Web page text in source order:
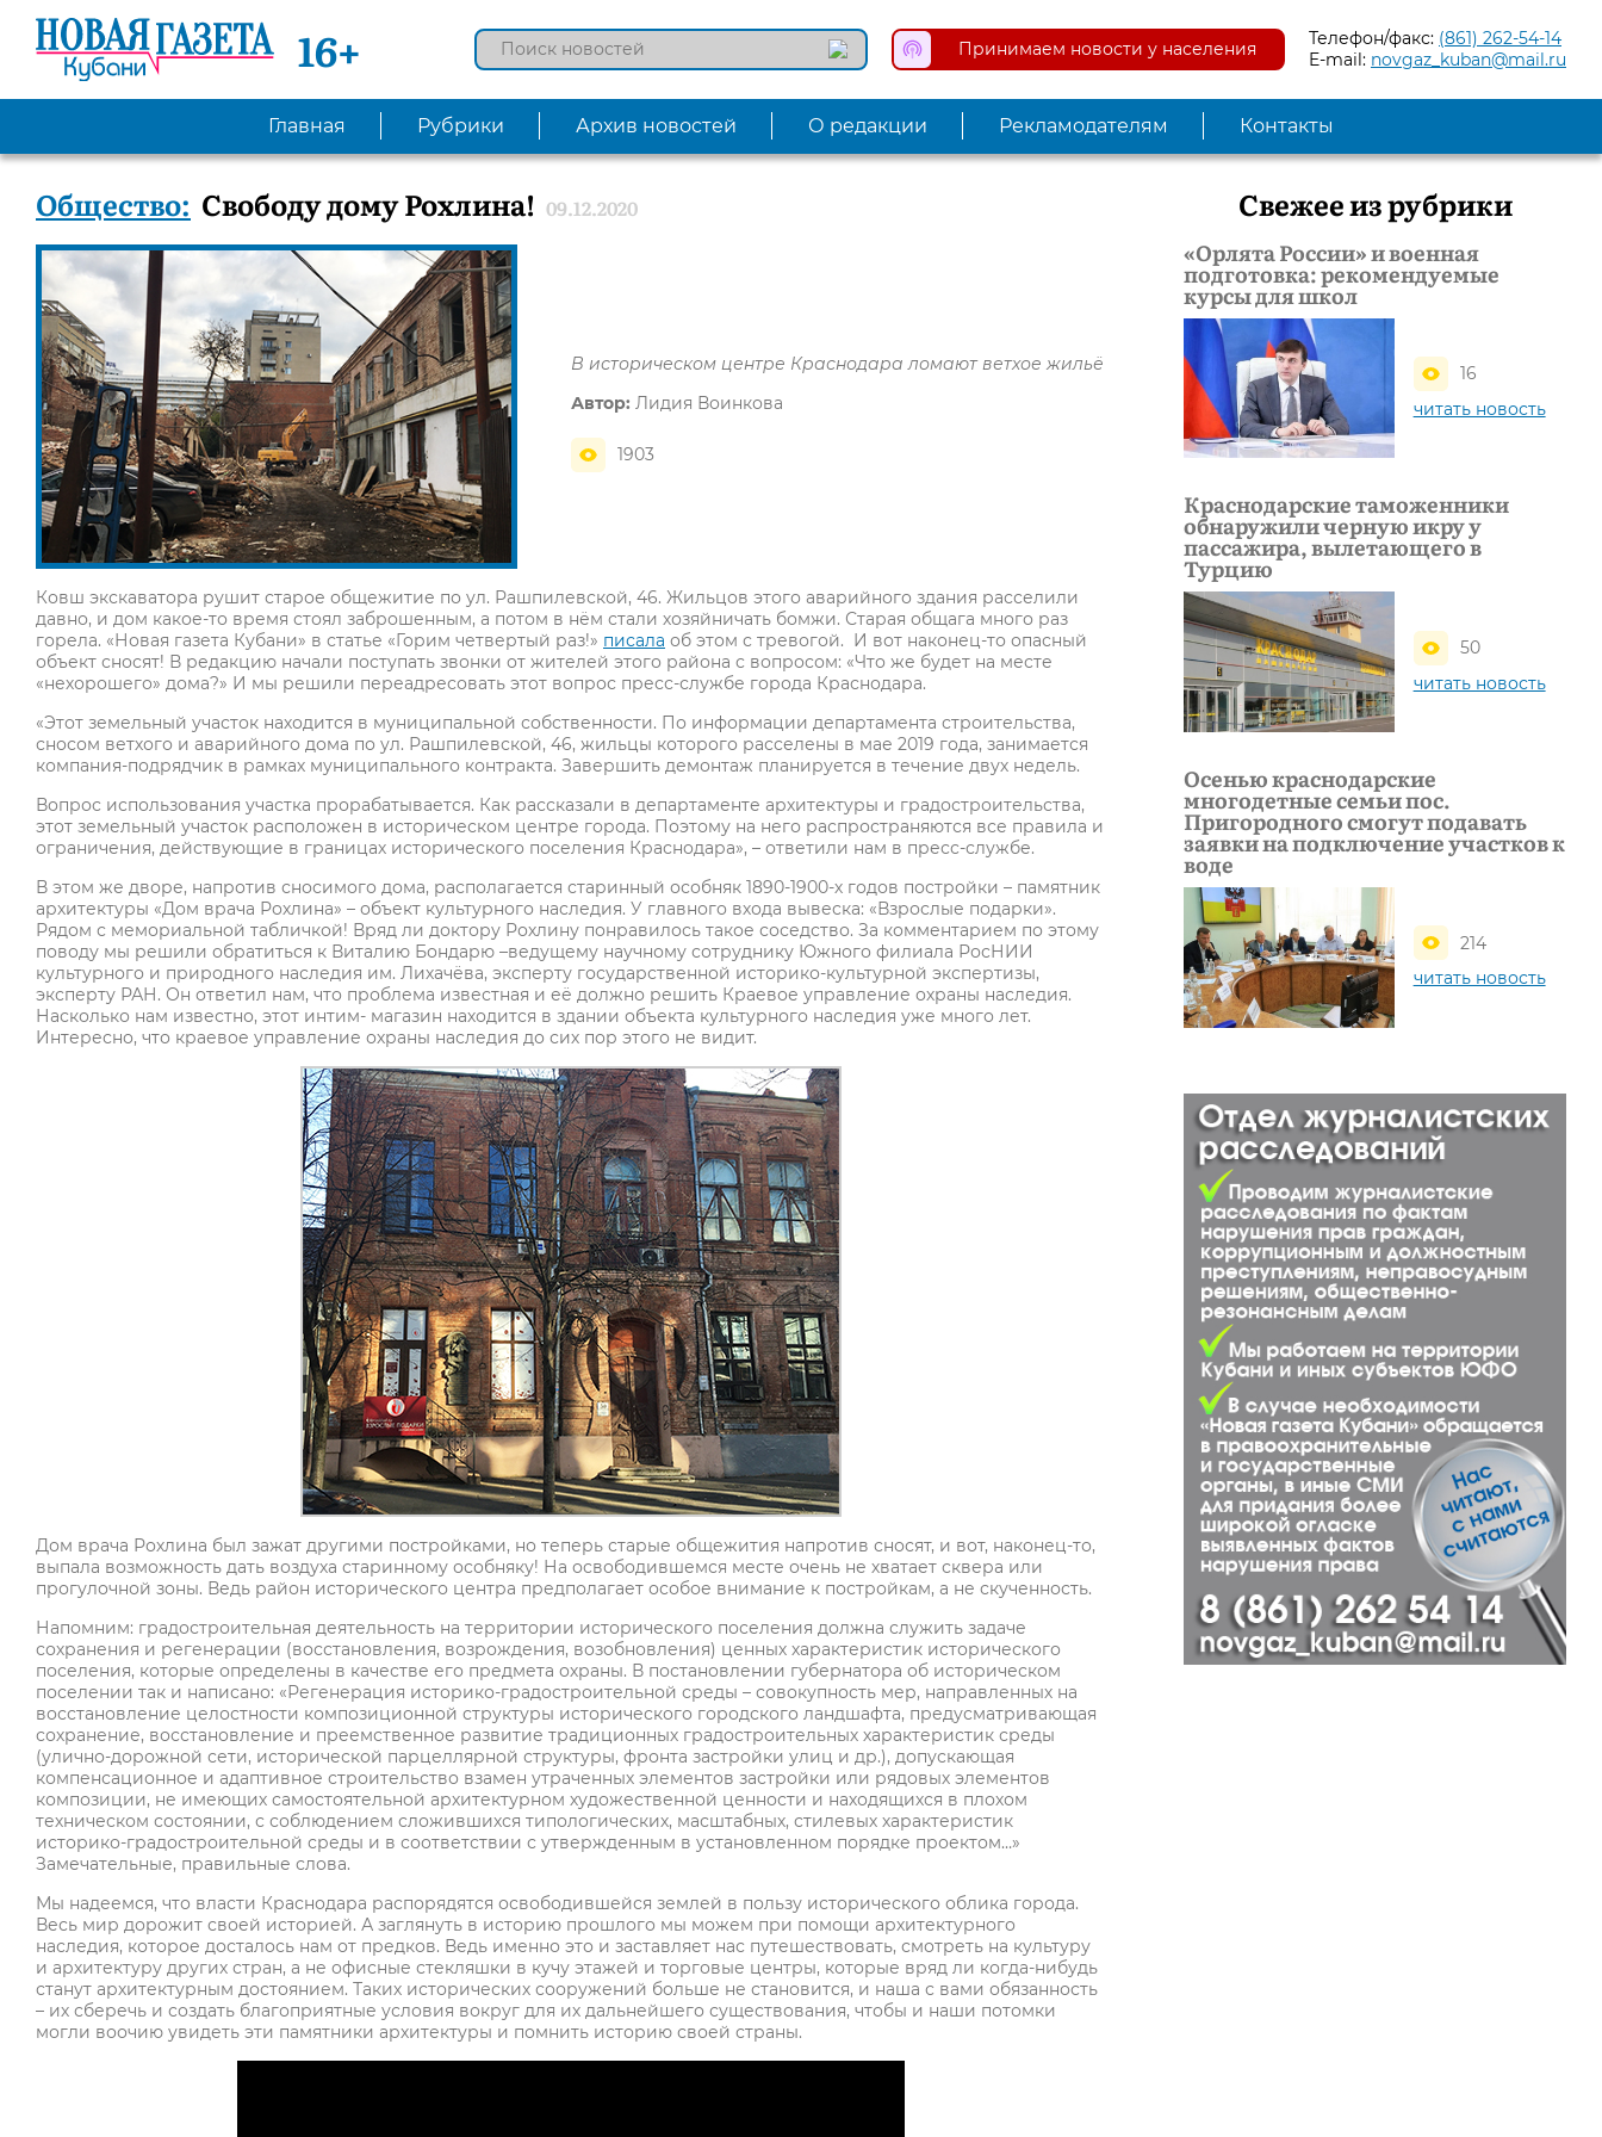
16+ Принимаем новости у населения Телефон/факс: (861) 262-54-14
E-mail: novgaz_kuban@mail.ru
Главная Рубрики Архив новостей О редакции Рекламодателям Контакты
Общество: Свободу дому Рохлина! 09.12.2020
В историческом центре Краснодара ломают ветхое жильё
Автор: Лидия Воинкова
1903
Ковш экскаватора рушит старое общежитие по ул. Рашпилевской, 46. Жильцов этого аварийного здания расселили
давно, и дом какое-то время стоял заброшенным, а потом в нём стали хозяйничать бомжи. Старая общага много раз
горела. «Новая газета Кубани» в статье «Горим четвертый раз!» писала об этом с тревогой. И вот наконец-то опасный
объект сносят! В редакцию начали поступать звонки от жителей этого района с вопросом: «Что же будет на месте
«нехорошего» дома?» И мы решили переадресовать этот вопрос пресс-службе города Краснодара.
«Этот земельный участок находится в муниципальной собственности. По информации департамента строительства,
сносом ветхого и аварийного дома по ул. Рашпилевской, 46, жильцы которого расселены в мае 2019 года, занимается
компания-подрядчик в рамках муниципального контракта. Завершить демонтаж планируется в течение двух недель.
Вопрос использования участка прорабатывается. Как рассказали в департаменте архитектуры и градостроительства,
этот земельный участок расположен в историческом центре города. Поэтому на него распространяются все правила и
ограничения, действующие в границах исторического поселения Краснодара», – ответили нам в пресс-службе.
В этом же дворе, напротив сносимого дома, располагается старинный особняк 1890-1900-х годов постройки – памятник
архитектуры «Дом врача Рохлина» – объект культурного наследия. У главного входа вывеска: «Взрослые подарки».
Рядом с мемориальной табличкой! Вряд ли доктору Рохлину понравилось такое соседство. За комментарием по этому
поводу мы решили обратиться к Виталию Бондарю –ведущему научному сотруднику Южного филиала РосНИИ
культурного и природного наследия им. Лихачёва, эксперту государственной историко-культурной экспертизы,
эксперту РАН. Он ответил нам, что проблема известная и её должно решить Краевое управление охраны наследия.
Насколько нам известно, этот интим- магазин находится в здании объекта культурного наследия уже много лет.
Интересно, что краевое управление охраны наследия до сих пор этого не видит.
Дом врача Рохлина был зажат другими постройками, но теперь старые общежития напротив сносят, и вот, наконец-то,
выпала возможность дать воздуха старинному особняку! На освободившемся месте очень не хватает сквера или
прогулочной зоны. Ведь район исторического центра предполагает особое внимание к постройкам, а не скученность.
Напомним: градостроительная деятельность на территории исторического поселения должна служить задаче
сохранения и регенерации (восстановления, возрождения, возобновления) ценных характеристик исторического
поселения, которые определены в качестве его предмета охраны. В постановлении губернатора об историческом
поселении так и написано: «Регенерация историко-градостроительной среды – совокупность мер, направленных на
восстановление целостности композиционной структуры исторического городского ландшафта, предусматривающая
сохранение, восстановление и преемственное развитие традиционных градостроительных характеристик среды
(улично-дорожной сети, исторической парцеллярной структуры, фронта застройки улиц и др.), допускающая
компенсационное и адаптивное строительство взамен утраченных элементов застройки или рядовых элементов
композиции, не имеющих самостоятельной архитектурном художественной ценности и находящихся в плохом
техническом состоянии, с соблюдением сложившихся типологических, масштабных, стилевых характеристик
историко-градостроительной среды и в соответствии с утвержденным в установленном порядке проектом…»
Замечательные, правильные слова.
Мы надеемся, что власти Краснодара распорядятся освободившейся землей в пользу исторического облика города.
Весь мир дорожит своей историей. А заглянуть в историю прошлого мы можем при помощи архитектурного
наследия, которое досталось нам от предков. Ведь именно это и заставляет нас путешествовать, смотреть на культуру
и архитектуру других стран, а не офисные стекляшки в кучу этажей и торговые центры, которые вряд ли когда-нибудь
станут архитектурным достоянием. Таких исторических сооружений больше не становится, и наша с вами обязанность
– их сберечь и создать благоприятные условия вокруг для их дальнейшего существования, чтобы и наши потомки
могли воочию увидеть эти памятники архитектуры и помнить историю своей страны.
Свежее из рубрики
«Орлята России» и военная
подготовка: рекомендуемые
курсы для школ
16
читать новость
Краснодарские таможенники
обнаружили черную икру у
пассажира, вылетающего в
Турцию
50
читать новость
Осенью краснодарские
многодетные семьи пос.
Пригородного смогут подавать
заявки на подключение участков к
воде
214
читать новость